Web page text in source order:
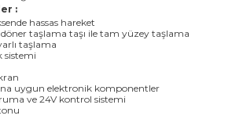
:
hassas hareket
taşlama taşı ile tam yüzey taşlama
taşlama
sistemi
uygun elektronik komponentler
ve 24V kontrol sistemi